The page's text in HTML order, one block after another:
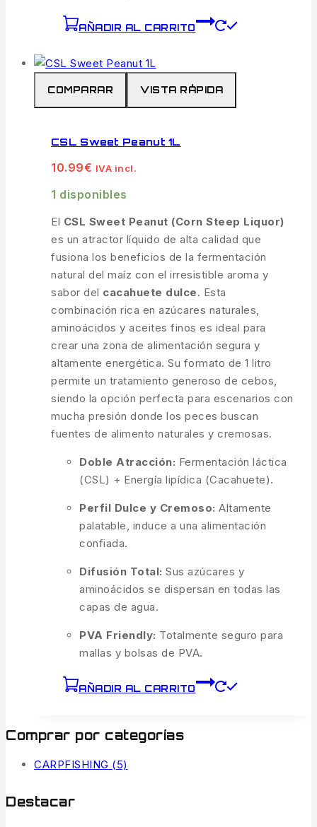
AÑADIR AL CARRITO
COMPARAR VISTA RÁPIDA
CSL Sweet Peanut 1L
10.99€ IVA incl.
1 disponibles
El CSL Sweet Peanut (Corn Steep Liquor)
es un atractor líquido de alta calidad que
fusiona los beneficios de la fermentación
natural del maíz con el irresistible aroma y
sabor del cacahuete dulce. Esta
combinación rica en azúcares naturales,
aminoácidos y aceites finos es ideal para
crear una zona de alimentación segura y
altamente energética. Su formato de 1 litro
permite un tratamiento generoso de cebos,
siendo la opción perfecta para escenarios con
mucha presión donde los peces buscan
fuentes de alimento naturales y cremosas.
Doble Atracción: Fermentación láctica
(CSL) + Energía lipídica (Cacahuete).
Perfil Dulce y Cremoso: Altamente
palatable, induce a una alimentación
confiada.
Difusión Total: Sus azúcares y
aminoácidos se dispersan en todas las
capas de agua.
PVA Friendly: Totalmente seguro para
mallas y bolsas de PVA.
AÑADIR AL CARRITO
Comprar por categorías
CARPFISHING (5)
Destacar